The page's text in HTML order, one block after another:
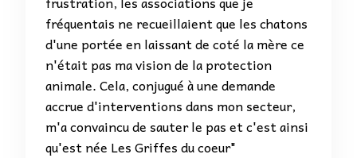
fréquentais ne recueillaient que les chatons
d'une portée en laissant de coté la mère ce
n'était pas ma vision de la protection
animale. Cela, conjugué à une demande
accrue d'interventions dans mon secteur,
m'a convaincu de sauter le pas et c'est ainsi
qu'est née Les Griffes du coeur"